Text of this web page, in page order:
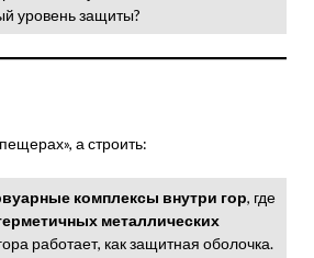
уровень защиты?
а строить:
комплексы внутри гор, где
металлических
работает, как защитная оболочка.